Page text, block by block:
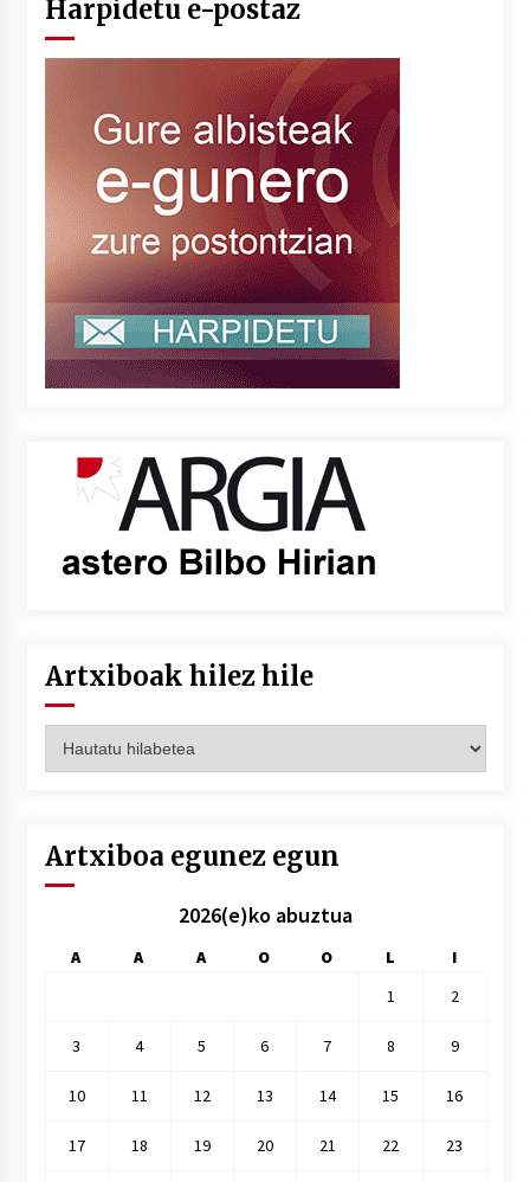
Harpidetu e-postaz
Artxiboak hilez hile
hilez
Artxiboa egunez egun
2026(e)ko abuztua
A A A O O L
I
1
2
3 4 5 6 7 8 9
10 11 12 13 14 15 16
17 18 19 20 21 22 23